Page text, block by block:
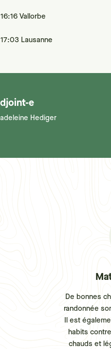
16:16 Vallorbe
17:03 Lausanne
e
Hediger
De bonnes
randonnée
Il est
habits
chauds et